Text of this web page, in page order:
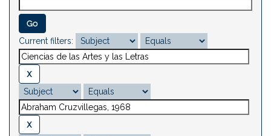
Current filters: